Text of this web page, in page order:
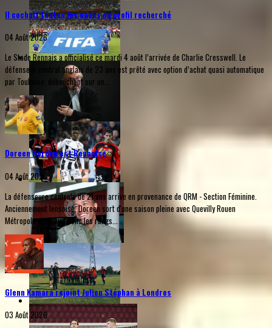
Il cochait toutes les cases du profil recherché
04 Août 2026
Le Stade Rennais a officialisé ce mardi 4 août l’arrivée de Charlie Cresswell. Le
défenseur central anglais de 23 ans est prêté avec option d’achat quasi automatique
par Toulouse, débouchant sur un...
Doreen Norden est Rennaise
04 Août 2026
La défenseure centrale de 21 ans arrive en provenance de QRM - Section Féminine.
Anciennement lensoise, Doreen sort d'une saison pleine avec Quevilly Rouen
Métropole et rejoint donc les rangs...
Glenn Kamara rejoint Julien Stéphan à Londres
03 Août 2026